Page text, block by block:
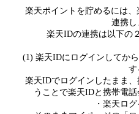
楽天ポイントを貯めるには
連携し
楽天IDの連携は以下の
(1) 楽天IDにログインしてか
す
楽天IDでログインしたまま
うことで楽天IDと携帯電
・楽天ロ